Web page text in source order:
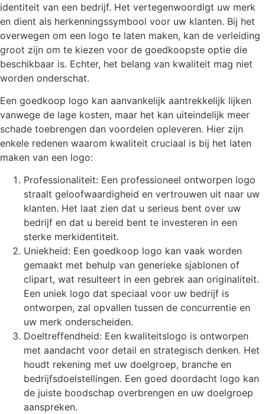
identiteit van een bedrijf. Het vertegenwoordigt uw merk
en dient als herkenningssymbool voor uw klanten. Bij het
overwegen om een logo te laten maken, kan de verleiding
groot zijn om te kiezen voor de goedkoopste optie die
beschikbaar is. Echter, het belang van kwaliteit mag niet
worden onderschat.
Een goedkoop logo kan aanvankelijk aantrekkelijk lijken
vanwege de lage kosten, maar het kan uiteindelijk meer
schade toebrengen dan voordelen opleveren. Hier zijn
enkele redenen waarom kwaliteit cruciaal is bij het laten
maken van een logo:
Professionaliteit: Een professioneel ontworpen logo
straalt geloofwaardigheid en vertrouwen uit naar uw
klanten. Het laat zien dat u serieus bent over uw
bedrijf en dat u bereid bent te investeren in een
sterke merkidentiteit.
Uniekheid: Een goedkoop logo kan vaak worden
gemaakt met behulp van generieke sjablonen of
clipart, wat resulteert in een gebrek aan originaliteit.
Een uniek logo dat speciaal voor uw bedrijf is
ontworpen, zal opvallen tussen de concurrentie en
uw merk onderscheiden.
Doeltreffendheid: Een kwaliteitslogo is ontworpen
met aandacht voor detail en strategisch denken. Het
houdt rekening met uw doelgroep, branche en
bedrijfsdoelstellingen. Een goed doordacht logo kan
de juiste boodschap overbrengen en uw doelgroep
aanspreken.